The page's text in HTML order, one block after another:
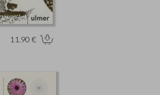
11.90 €